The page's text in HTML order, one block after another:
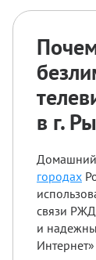
в г.
Домашний
городах
связи
и